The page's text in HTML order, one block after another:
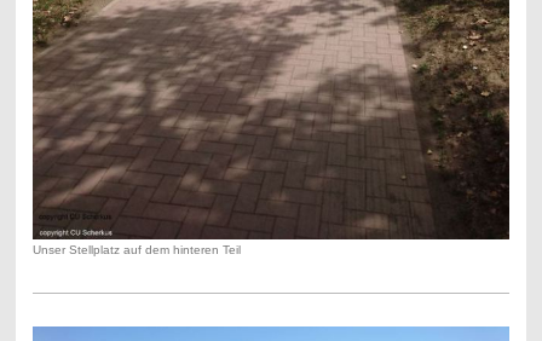
Unser Stellplatz auf dem hinteren Teil